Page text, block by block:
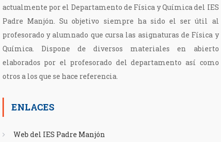
actualmente por el Departamento de Física y Química del IES
Padre Manjón. Su objetivo siempre ha sido el ser útil al
profesorado y alumnado que cursa las asignaturas de Física y
Química. Dispone de diversos materiales en abierto
elaborados por el profesorado del departamento así como
otros a los que se hace referencia.
ENLACES
Web del IES Padre Manjón